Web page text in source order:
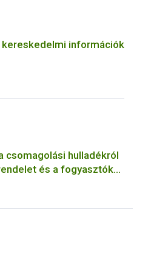
információk
csomagolási hulladékról
és a fogyasztók
tájékoztatásáról
jelölési
szóló